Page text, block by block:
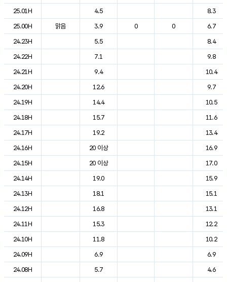
25.01H
4.5
8.3
25.00H
맑음 3.9 0 0
6.7
24.23H
5.5
8.4
24.22H
7.1
9.8
24.21H
9.4
10.4
24.20H
12.6
9.7
24.19H
14.4
10.5
24.18H
15.7
11.6
24.17H
19.2
13.4
24.16H
20 이상
16.9
24.15H
20 이상
17.0
24.14H
19.0
15.9
24.13H
18.1
15.1
24.12H
16.8
13.1
24.11H
15.3
12.2
24.10H
11.8
10.2
24.09H
6.9
6.9
24.08H
5.7
4.6